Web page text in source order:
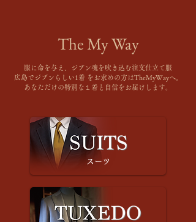
The My Way
服に命を与え、ジブン魂を吹き込む注文仕立て服
広島でジブンらしい1着 をお求めの方はTheMyWayへ。
あなただけの特別な１着と自信をお届けします。